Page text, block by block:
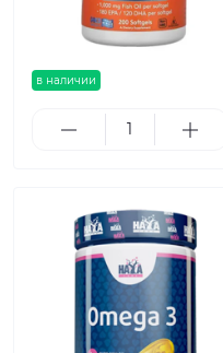
в наличии